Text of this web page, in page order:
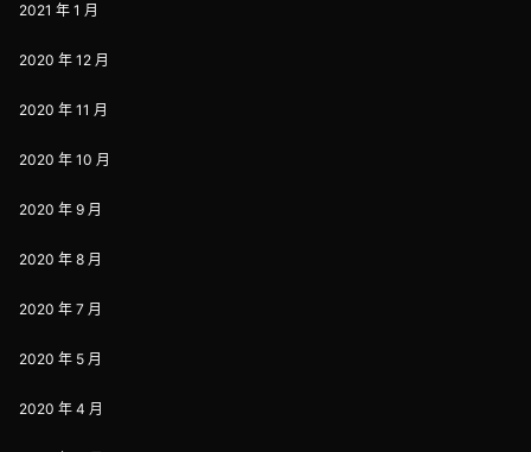
2021 年 1 月
2020 年 12 月
2020 年 11 月
2020 年 10 月
2020 年 9 月
2020 年 8 月
2020 年 7 月
2020 年 5 月
2020 年 4 月